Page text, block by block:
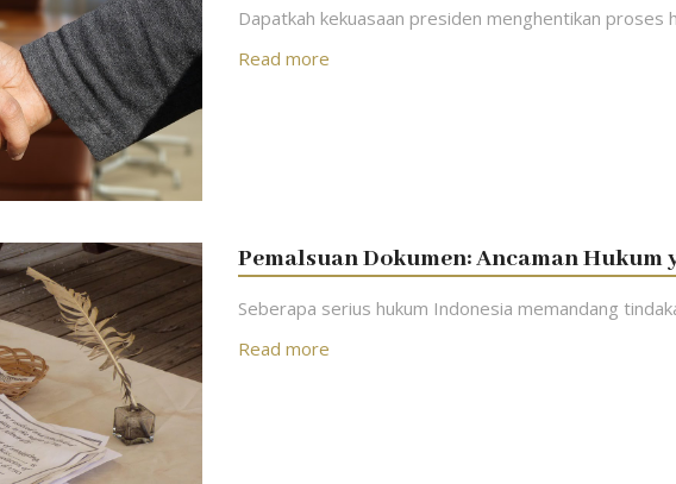
Dapatkah kekuasaan presiden menghentikan proses
Read more
Pemalsuan Dokumen: Ancaman Hukum
Seberapa serius hukum Indonesia memandang
Read more